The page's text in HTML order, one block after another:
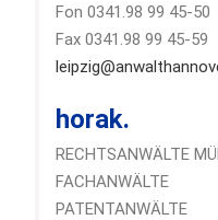
Fon 0341.98 99 45-50
Fax 0341.98 99 45-59
horak.
RECHTSANWÄLTE
FACHANWÄLTE
PATENTANWÄLTE